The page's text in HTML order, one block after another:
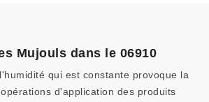
Mujouls dans le 06910
qui est constante provoque la
d'application des produits